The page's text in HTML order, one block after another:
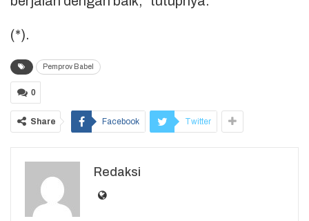
(*).
Pemprov Babel
0
Share Facebook Twitter
Redaksi